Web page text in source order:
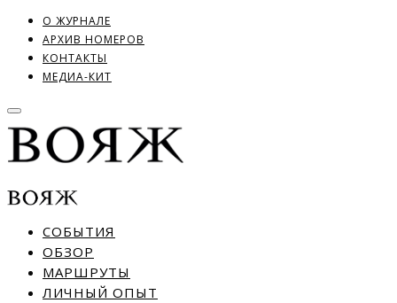
О ЖУРНАЛЕ
АРХИВ НОМЕРОВ
КОНТАКТЫ
МЕДИА-КИТ
СОБЫТИЯ
ОБЗОР
МАРШРУТЫ
ЛИЧНЫЙ ОПЫТ